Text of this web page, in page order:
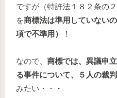
ですが（特許法１８２条の
を商標法は準用していない
項で不準用）
！
なので、 商標では、異議申
る事件について、５人の裁
みたい・・・